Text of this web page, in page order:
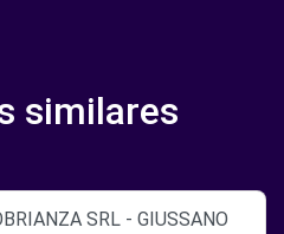
similares
SRL - GIUSSANO